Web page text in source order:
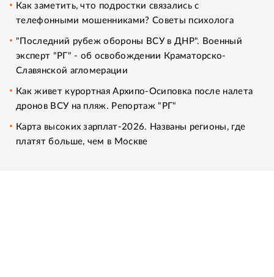
Как заметить, что подростки связались с
телефонными мошенниками? Советы психолога
"Последний рубеж обороны ВСУ в ДНР". Военный
эксперт "РГ" - об освобождении Краматорско-
Славянской агломерации
Как живет курортная Архипо-Осиповка после налета
дронов ВСУ на пляж. Репортаж "РГ"
Карта высоких зарплат-2026. Названы регионы, где
платят больше, чем в Москве